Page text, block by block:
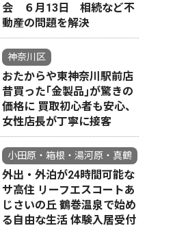
会 ６月13日 相続など不
動産の問題を解決
神奈川区
おたからや東神奈川駅前店
昔買った｢金製品｣が驚きの
価格に 買取初心者も安心、
女性店長が丁寧に接客
小田原・箱根・湯河原・真鶴
外出・外泊が24時間可能な
サ高住 リーフエスコートあ
じさいの丘 鶴巻温泉で始め
る自由な生活 体験入居受付